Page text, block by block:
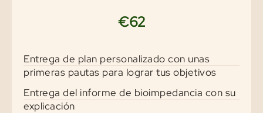
€62
Entrega de plan personalizado con unas
primeras pautas para lograr tus objetivos
Entrega del informe de bioimpedancia con su
explicación